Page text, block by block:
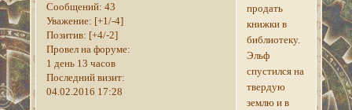
Сообщений: 43
Уважение: [+1/-4]
Позитив: [+4/-2]
Провел на форуме:
1 день 13 часов
Последний визит:
04.02.2016 17:28
продать
книжки в
библиотеку.
Эльф
спустился на
твердую
землю и в